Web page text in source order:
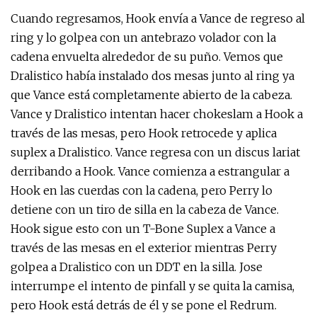
Cuando regresamos, Hook envía a Vance de regreso al
ring y lo golpea con un antebrazo volador con la
cadena envuelta alrededor de su puño. Vemos que
Dralistico había instalado dos mesas junto al ring ya
que Vance está completamente abierto de la cabeza.
Vance y Dralistico intentan hacer chokeslam a Hook a
través de las mesas, pero Hook retrocede y aplica
suplex a Dralistico. Vance regresa con un discus lariat
derribando a Hook. Vance comienza a estrangular a
Hook en las cuerdas con la cadena, pero Perry lo
detiene con un tiro de silla en la cabeza de Vance.
Hook sigue esto con un T-Bone Suplex a Vance a
través de las mesas en el exterior mientras Perry
golpea a Dralistico con un DDT en la silla. Jose
interrumpe el intento de pinfall y se quita la camisa,
pero Hook está detrás de él y se pone el Redrum.